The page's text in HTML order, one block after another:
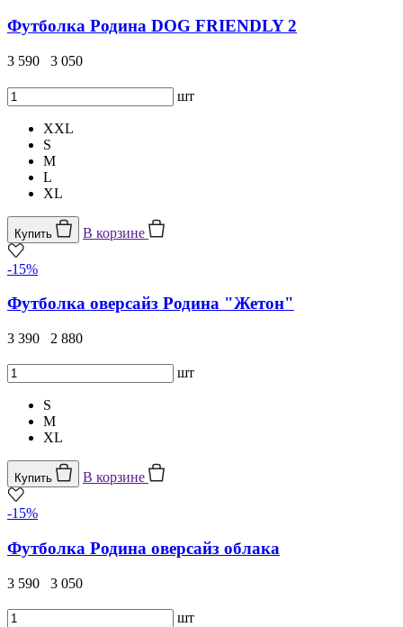
Футболка Родина DOG FRIENDLY 2
3 590 3 050
шт
XXL
S
M
L
XL
Купить В корзине
-15%
Футболка оверсайз Родина "Жетон"
3 390 2 880
шт
S
M
XL
Купить В корзине
-15%
Футболка Родина оверсайз облака
3 590 3 050
шт